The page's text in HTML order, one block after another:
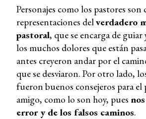
Personajes como los pastores son
representaciones delverdadero
pastoral, que se encarga de guiar
los muchos dolores que están
antes creyeron andar por el
que se desviaron. Por otro lado,
fueron buenos consejeros para el
amigo, como lo son hoy, pues
error y de los falsos caminos.